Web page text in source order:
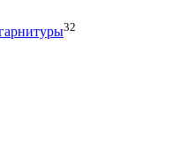
32